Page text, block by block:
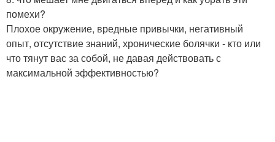
помехи?
Плохое окружение, вредные привычки, негативный
опыт, отсутствие знаний, хронические болячки - кто или
что тянут вас за собой, не давая действовать с
максимальной эффективностью?